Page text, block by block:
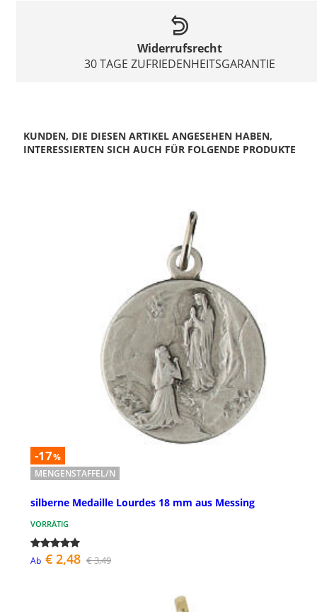
Widerrufsrecht
30 TAGE ZUFRIEDENHEITSGARANTIE
KUNDEN, DIE DIESEN ARTIKEL ANGESEHEN HABEN,
INTERESSIERTEN SICH AUCH FÜR FOLGENDE PRODUKTE
-17%
MENGENSTAFFEL/N
silberne Medaille Lourdes 18 mm aus Messing
VORRÄTIG
Ab € 2,48 € 3,49